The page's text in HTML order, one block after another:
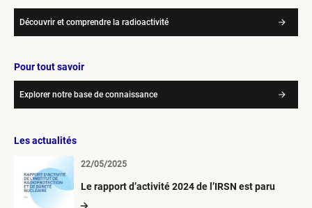
Découvrir et comprendre la radioactivité
Pour tout savoir
Explorer notre base de connaissance
Les actualités
Le rapport d’activité 2024 de l’IRSN est paru
22/05/2025